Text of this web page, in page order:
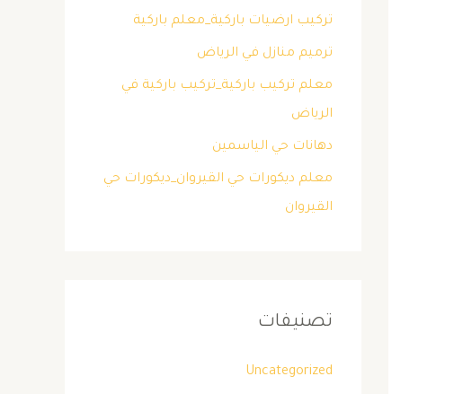
تركيب ارضيات باركية_معلم باركية
ترميم منازل في الرياض
معلم تركيب باركية_تركيب باركية في
الرياض
دهانات حي الياسمين
معلم ديكورات حي القيروان_ديكورات حي
القيروان
تصنيفات
Uncategorized